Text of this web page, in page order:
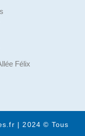
Félix
| 2024 © Tous